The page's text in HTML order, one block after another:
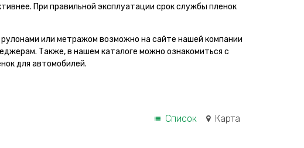
При правильной эксплуатации срок службы пленок
или метражом возможно на сайте нашей компании
Также, в нашем каталоге можно ознакомиться с
для автомобилей.
Список Карта